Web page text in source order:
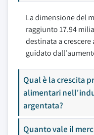
La dimensione del
raggiunto 17.94
destinata a crescere
guidato
Qual è la crescita
alimentari
argentata?
Quanto vale il